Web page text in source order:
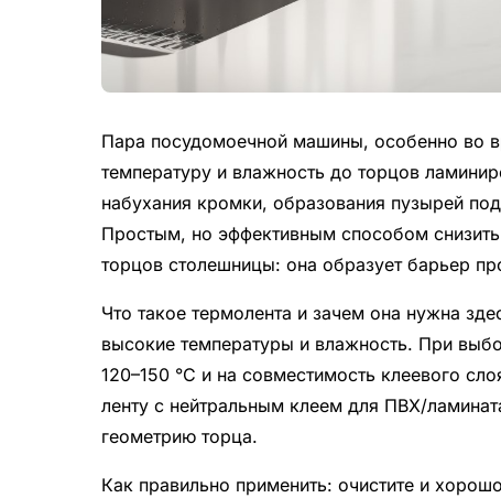
Пара посудомоечной машины, особенно во
температуру и влажность до торцов
набухания кромки, образования пузырей
Простым, но эффективным способом
торцов столешницы: она образует барьер
Что такое термолента и зачем она нужна
высокие температуры и влажность. При
120–150 °C и на совместимость клеевого
ленту с нейтральным клеем для ПВХ/
геометрию торца.
Как правильно применить: очистите и